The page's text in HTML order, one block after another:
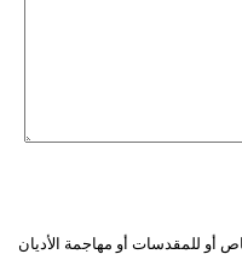
أو للمقدسات أو مهاجمة الأديان